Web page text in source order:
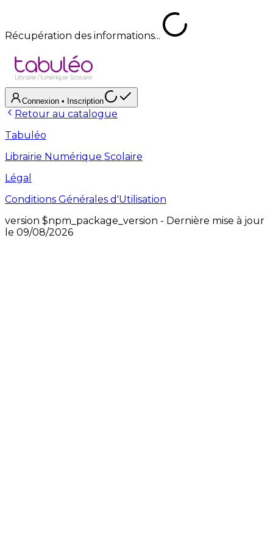
Récupération des informations...
Connexion • Inscription
Retour au catalogue
Tabuléo
Librairie Numérique Scolaire
Légal
Conditions Générales d'Utilisation
version $npm_package_version - Dernière mise à jour
le 09/08/2026